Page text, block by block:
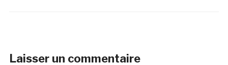
Laisser un commentaire